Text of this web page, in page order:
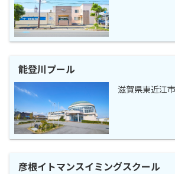
能登川プール
滋賀県東近江
彦根イトマンスイミングスクール